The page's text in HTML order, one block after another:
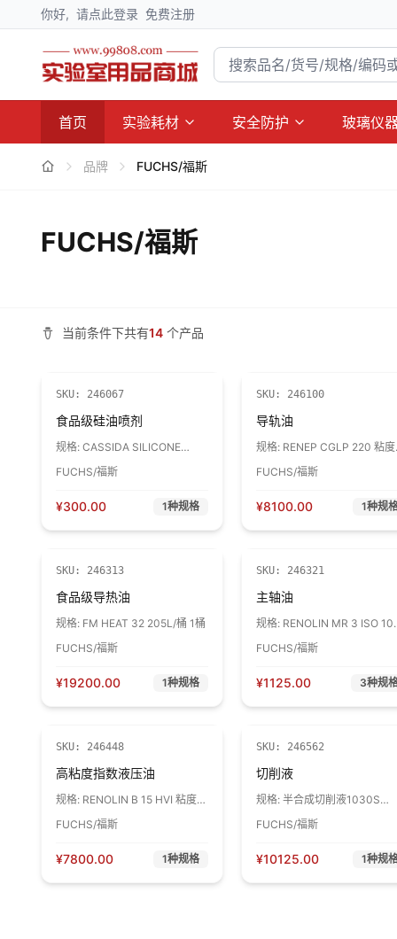
你好, 请点此登录 免费注册
首页 实验耗材 安全防护 玻璃仪
品牌 FUCHS/福斯
FUCHS/福斯
当前条件下共有14 个产品
SKU: 246067
食品级硅油喷剂
规格: CASSIDA SILICONE
FUCHS/福斯
¥300.00 1种规格
SKU: 246100
导轨油
规格: RENEP CGLP 220 粘度
FUCHS/福斯
¥8100.00 1种规
SKU: 246313
食品级导热油
规格:
FM HEAT 32 205L/桶 1桶
FUCHS/福斯
¥19200.00 1种规格
SKU: 246321
主轴油
规格: RENOLIN MR 3 ISO
FUCHS/福斯
¥1125.00 3种规
SKU: 246448
高粘度指数液压油
规格: RENOLIN B 15 HVI 粘度
FUCHS/福斯
¥7800.00 1种规格
SKU: 246562
切削液
规格: 半合成切削液1030S
FUCHS/福斯
¥10125.00 1种规